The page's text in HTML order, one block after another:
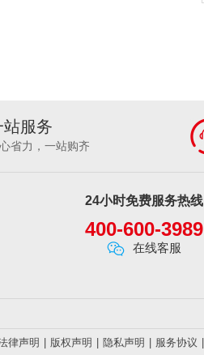
站服务
省力，一站购齐
24小时免费服务热线
400-600-3989
在线客服
律声明 版权声明 隐私声明 服务协议